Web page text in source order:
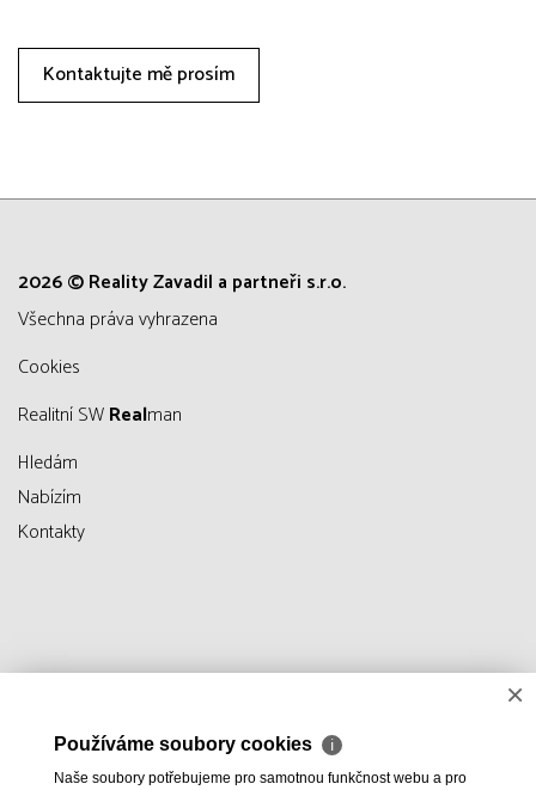
Kontaktujte mě prosím
2026 © Reality Zavadil a partneři s.r.o.
všechna práva vyhrazena
Cookies
Realitní SWRealman
Hledám
Nabízím
Kontakty
×
Používáme soubory cookies ℹ
Naše soubory potřebujeme pro samotnou funkčnost webu a pro